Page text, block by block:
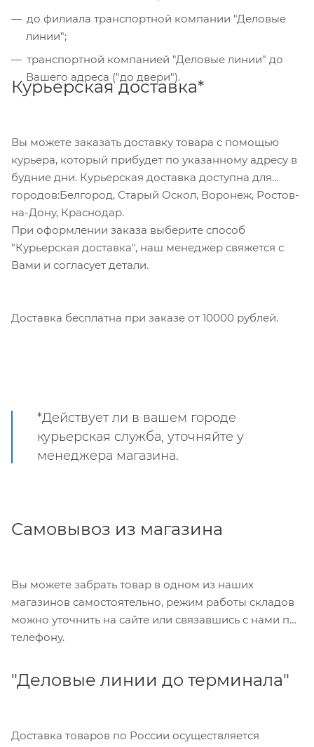
сформирован счет, который Вы сможете скачать
на странице оформления заказа и оплатить по
обратившись в отделение своего банка.
Для данного способа оплаты доступны к выбору
до филиала транспортной компании "Деловые
линии";
транспортной компанией "Деловые линии" до
Вашего адреса ("до двери").
Курьерская доставка*
Вы можете заказать доставку товара с помощью
курьера, который прибудет по указанному адресу в
будние дни. Курьерская доставка доступна для
городов:Белгород, Старый Оскол, Воронеж, Ростов-
на-Дону, Краснодар.
При оформлении заказа выберите способ
"Курьерская доставка", наш менеджер свяжется с
Вами и согласует детали.
Доставка бесплатна при заказе от 10000 рублей.
*Действует ли в вашем городе
курьерская служба, уточняйте у
менеджера магазина.
Самовывоз из магазина
Вы можете забрать товар в одном из наших
магазинов самостоятельно, режим работы складов
можно уточнить на сайте или связавшись с нами по
телефону.
"Деловые линии до терминала"
Доставка товаров по России осуществляется